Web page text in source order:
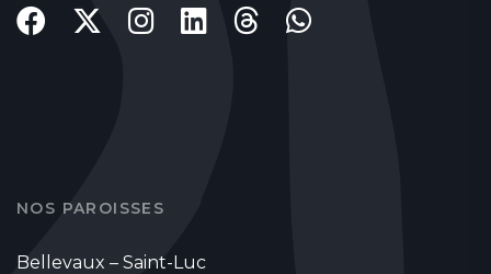
NOS PAROISSES
Bellevaux – Saint-Luc